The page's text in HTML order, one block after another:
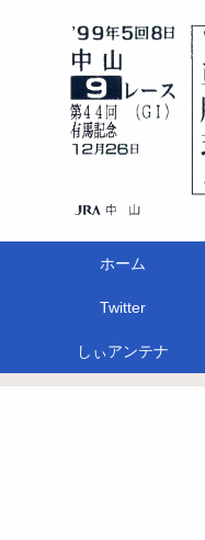
ホーム
Twitter
しぃアンテナ